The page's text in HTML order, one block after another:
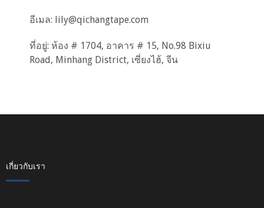
อีเมล: lily@qichangtape.com
ที่อยู่: ห้อง # 1704, อาคาร # 15, No.98 Bixiu
Road, Minhang District, เซี่ยงไฮ้, จีน
เกี่ยวกับเรา